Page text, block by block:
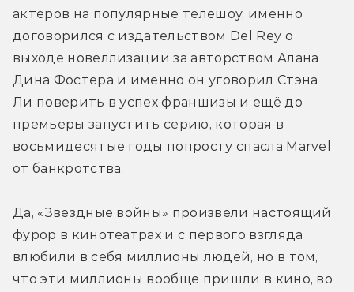
актёров на популярные телешоу, именно
договорился с издательством Del Rey о
выходе новеллизации за авторством Алана
Дина Фостера и именно он уговорил Стэна
Ли поверить в успех франшизы и ещё до
премьеры запустить серию, которая в
восьмидесятые годы попросту спасла Marvel
от банкротства.
Да, «Звёздные войны» произвели настоящий
фурор в кинотеатрах и с первого взгляда
влюбили в себя миллионы людей, но в том,
что эти миллионы вообще пришли в кино, во